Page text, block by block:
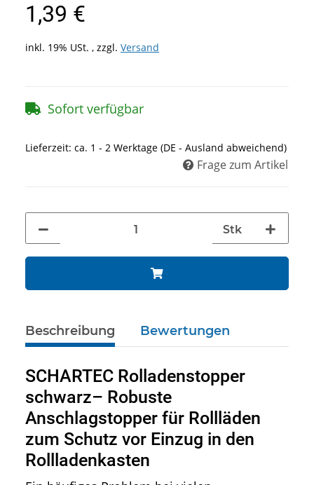
1,39 €
inkl. 19% USt. , zzgl. Versand
Sofort verfügbar
Lieferzeit: ca. 1 - 2 Werktage (DE - Ausland abweichend)
Frage zum Artikel
Stk
Beschreibung Bewertungen
SCHARTEC Rolladenstopper
schwarz– Robuste
Anschlagstopper für Rollläden
zum Schutz vor Einzug in den
Rollladenkasten